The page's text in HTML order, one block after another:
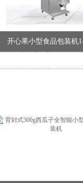
开心果小型食品包装机